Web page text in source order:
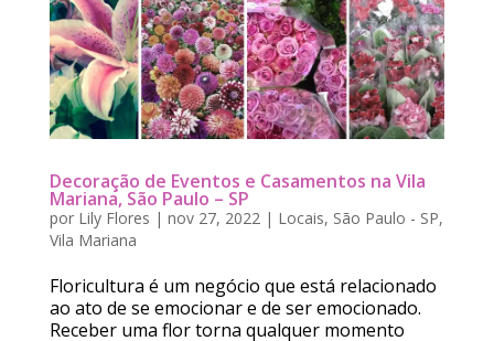
Decoração de Eventos e Casamentos na Vila
Mariana, São Paulo – SP
por Lily Flores | nov 27, 2022 | Locais, São Paulo - SP,
Vila Mariana
Floricultura é um negócio que está relacionado
ao ato de se emocionar e de ser emocionado.
Receber uma flor torna qualquer momento